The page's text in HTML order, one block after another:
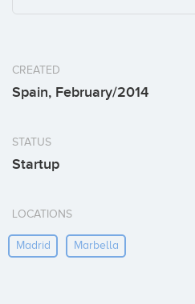
CREATED
Spain, February/2014
STATUS
Startup
LOCATIONS
Madrid Marbella